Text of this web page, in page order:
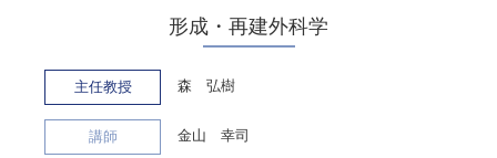
形成・再建外科学
主任教授 森 弘樹
講師 金山 幸司